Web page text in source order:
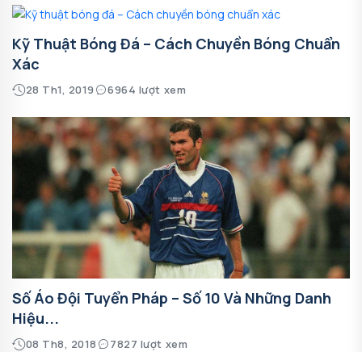
Kỹ Thuật Bóng Đá – Cách Chuyền Bóng Chuẩn
Xác
28 Th1, 2019 6964 lượt xem
Số Áo Đội Tuyển Pháp – Số 10 Và Những Danh
Hiệu...
08 Th8, 2018 7827 lượt xem